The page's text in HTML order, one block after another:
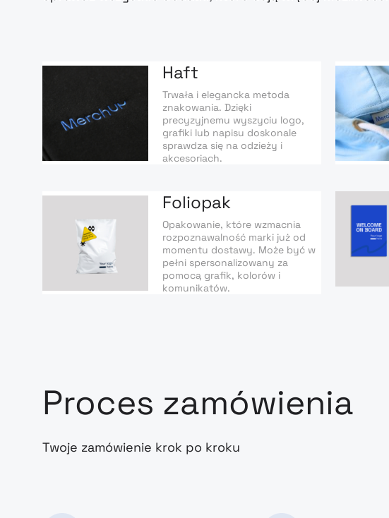
Haft
Trwała i elegancka metoda
znakowania. Dzięki
precyzyjnemu wyszyciu logo,
grafiki lub napisu doskonale
sprawdza się na odzieży i
akcesoriach.
Foliopak
Opakowanie, które wzmacnia
rozpoznawalność marki już od
momentu dostawy. Może być w
pełni spersonalizowany za
pomocą grafik, kolorów i
komunikatów.
Proces zamówienia
Twoje zamówienie krok po kroku